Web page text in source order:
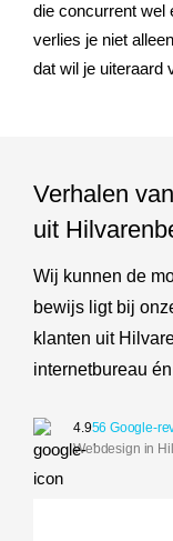
die concurrent wel
verlies je niet
dat wil je uiteraard
Verhalen
uit
Wij kunnen de
bewijs ligt bij
klanten uit
internetbureau
4.956 Google-
Webdesign in